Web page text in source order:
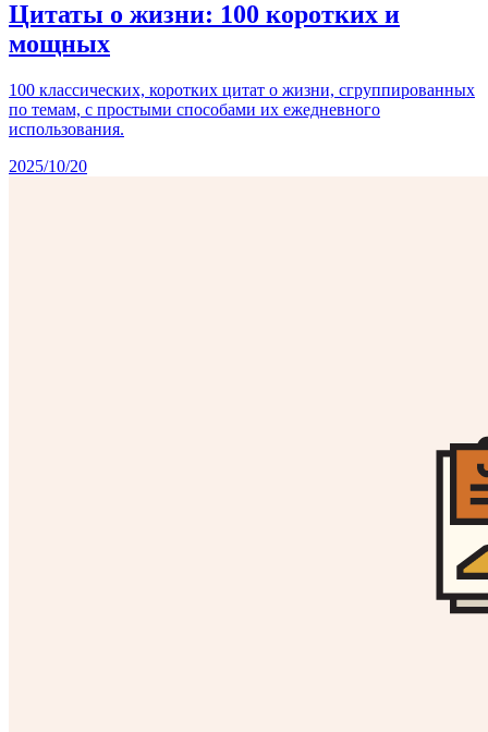
Цитаты о жизни: 100 коротких и
мощных
100 классических, коротких цитат о жизни, сгруппированных
по темам, с простыми способами их ежедневного
использования.
2025/10/20